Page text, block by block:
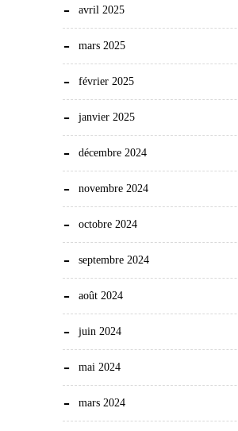
avril 2025
mars 2025
février 2025
janvier 2025
décembre 2024
novembre 2024
octobre 2024
septembre 2024
août 2024
juin 2024
mai 2024
mars 2024